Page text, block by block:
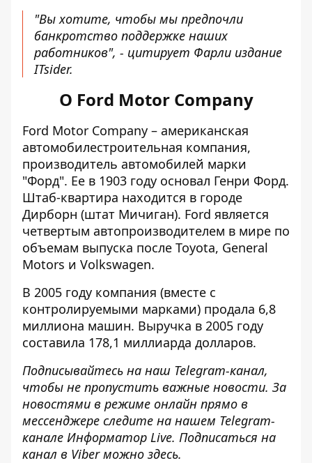
"Вы хотите, чтобы мы предпочли
банкротство поддержке наших
работников", - цитирует Фарли издание
ITsider.
О Ford Motor Company
Ford Motor Company – американская
автомобилестроительная компания,
производитель автомобилей марки
"Форд". Ее в 1903 году основал Генри Форд.
Штаб-квартира находится в городе
Дирборн (штат Мичиган). Ford является
четвертым автопроизводителем в мире по
объемам выпуска после Toyota, General
Motors и Volkswagen.
В 2005 году компания (вместе с
контролируемыми марками) продала 6,8
миллиона машин. Выручка в 2005 году
составила 178,1 миллиарда долларов.
Подписывайтесь на наш Telegram-канал,
чтобы не пропустить важные новости. За
новостями в режиме онлайн прямо в
мессенджере следите на нашем Telegram-
канале Информатор Live. Подписаться на
канал в Viber можно здесь.